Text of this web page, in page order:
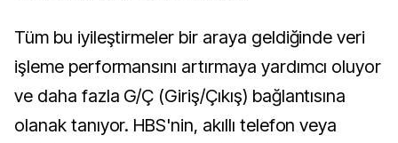
Tüm bu iyileştirmeler bir araya geldiğinde veri
işleme performansını artırmaya yardımcı oluyor
ve daha fazla G/Ç (Giriş/Çıkış) bağlantısına
olanak tanıyor. HBS'nin, akıllı telefon veya